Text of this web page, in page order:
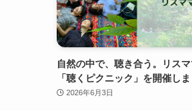
自然の中で、聴き合う。リス
「聴くピクニック」を開催し
2026年6月3日